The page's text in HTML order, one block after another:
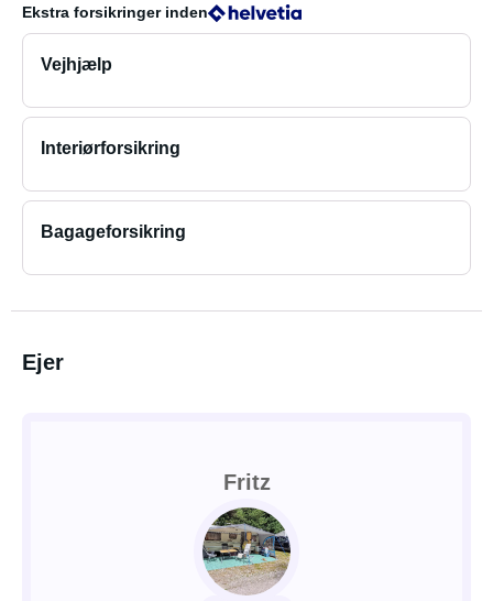
Ekstra forsikringer inden
Vejhjælp
Interiørforsikring
Bagageforsikring
Ejer
Fritz